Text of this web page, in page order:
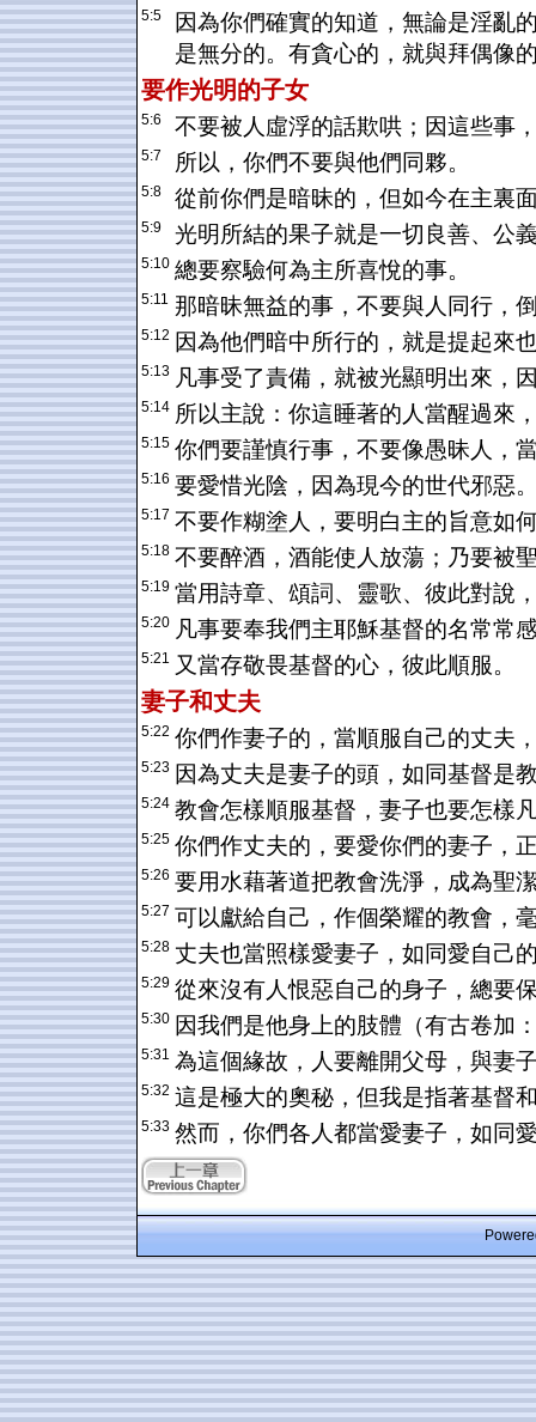
5:5
因為你們確實的知道，無論是淫亂
是無分的。有貪心的，就與拜偶像
要作光明的子女
5:6 不要被人虛浮的話欺哄；因這些事
5:7 所以，你們不要與他們同夥。
5:8 從前你們是暗昧的，但如今在主裏
5:9 光明所結的果子就是一切良善、公
5:10 總要察驗何為主所喜悅的事。
5:11 那暗昧無益的事，不要與人同行，
5:12 因為他們暗中所行的，就是提起來
5:13 凡事受了責備，就被光顯明出來，
5:14 所以主說：你這睡著的人當醒過來
5:15 你們要謹慎行事，不要像愚昧人，
5:16 要愛惜光陰，因為現今的世代邪惡
5:17 不要作糊塗人，要明白主的旨意如
5:18 不要醉酒，酒能使人放蕩；乃要被
5:19 當用詩章、頌詞、靈歌、彼此對說
5:20 凡事要奉我們主耶穌基督的名常常
5:21 又當存敬畏基督的心，彼此順服。
妻子和丈夫
5:22 你們作妻子的，當順服自己的丈夫
5:23 因為丈夫是妻子的頭，如同基督是
5:24 教會怎樣順服基督，妻子也要怎樣
5:25 你們作丈夫的，要愛你們的妻子，
5:26 要用水藉著道把教會洗淨，成為聖
5:27 可以獻給自己，作個榮耀的教會，
5:28 丈夫也當照樣愛妻子，如同愛自己
5:29 從來沒有人恨惡自己的身子，總要
5:30 因我們是他身上的肢體（有古卷加
5:31 為這個緣故，人要離開父母，與妻
5:32 這是極大的奧秘，但我是指著基督
5:33 然而，你們各人都當愛妻子，如同